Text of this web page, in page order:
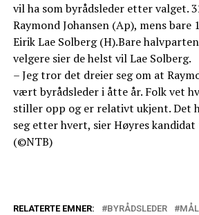
vil ha som byrådsleder etter valget.
Raymond Johansen (Ap), mens bare
Eirik Lae Solberg (H).Bare
velgere sier de helst vil Lae Solberg.
– Jeg tror det dreier seg om at
vært byrådsleder i åtte år. Folk vet
stiller opp og er relativt ukjent. Det
seg etter hvert, sier Høyres
(©NTB)
RELATERTE EMNER: BYRÅDSLEDER